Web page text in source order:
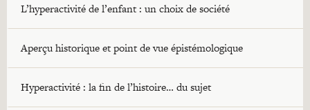
L’hyperactivité de l’enfant : un choix de société
Aperçu historique et point de vue épistémologique
Hyperactivité : la fin de l’histoire… du sujet